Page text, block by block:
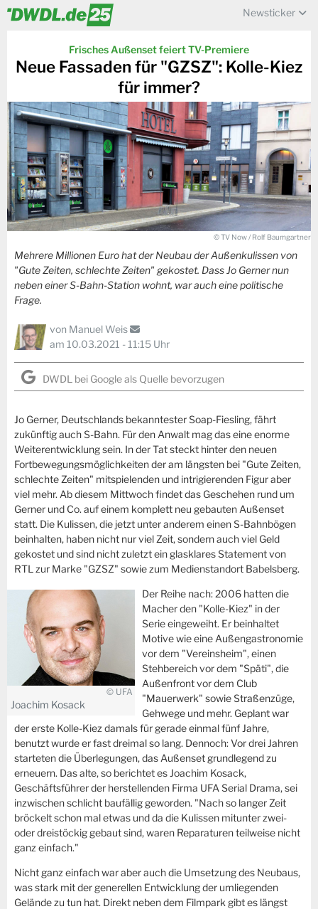
Newsticker
Frisches Außenset feiert TV-Premiere
Neue Fassaden für "GZSZ": Kolle-Kiez
für immer?
© TV Now / Rolf Baumgartner
Mehrere Millionen Euro hat der Neubau der Außenkulissen von
"Gute Zeiten, schlechte Zeiten" gekostet. Dass Jo Gerner nun
neben einer S-Bahn-Station wohnt, war auch eine politische
Frage.
von Manuel Weis
am 10.03.2021 - 11:15 Uhr
DWDL bei Google als Quelle bevorzugen
Jo Gerner, Deutschlands bekanntester Soap-Fiesling, fährt
zukünftig auch S-Bahn. Für den Anwalt mag das eine enorme
Weiterentwicklung sein. In der Tat steckt hinter den neuen
Fortbewegungsmöglichkeiten der am längsten bei "Gute Zeiten,
schlechte Zeiten" mitspielenden und intrigierenden Figur aber
viel mehr. Ab diesem Mittwoch findet das Geschehen rund um
Gerner und Co. auf einem komplett neu gebauten Außenset
statt. Die Kulissen, die jetzt unter anderem einen S-Bahnbögen
beinhalten, haben nicht nur viel Zeit, sondern auch viel Geld
gekostet und sind nicht zuletzt ein glasklares Statement von
RTL zur Marke "GZSZ" sowie zum Medienstandort Babelsberg.
© UFA
Joachim Kosack
Der Reihe nach: 2006 hatten die
Macher den "Kolle-Kiez" in der
Serie eingeweiht. Er beinhaltet
Motive wie eine Außengastronomie
vor dem "Vereinsheim", einen
Stehbereich vor dem "Späti", die
Außenfront vor dem Club
"Mauerwerk" sowie Straßenzüge,
Gehwege und mehr. Geplant war
der erste Kolle-Kiez damals für gerade einmal fünf Jahre,
benutzt wurde er fast dreimal so lang. Dennoch: Vor drei Jahren
starteten die Überlegungen, das Außenset grundlegend zu
erneuern. Das alte, so berichtet es Joachim Kosack,
Geschäftsführer der herstellenden Firma UFA Serial Drama, sei
inzwischen schlicht baufällig geworden. "Nach so langer Zeit
bröckelt schon mal etwas und da die Kulissen mitunter zwei-
oder dreistöckig gebaut sind, waren Reparaturen teilweise nicht
ganz einfach."
Nicht ganz einfach war aber auch die Umsetzung des Neubaus,
was stark mit der generellen Entwicklung der umliegenden
Gelände zu tun hat. Direkt neben dem Filmpark gibt es längst